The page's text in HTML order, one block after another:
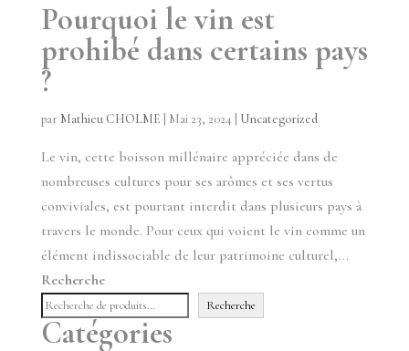
Pourquoi le vin est
prohibé dans certains pays
?
par Mathieu CHOLME Mai 23, 2024 Uncategorized
Le vin, cette boisson millénaire appréciée dans de
nombreuses cultures pour ses arômes et ses vertus
conviviales, est pourtant interdit dans plusieurs pays à
travers le monde. Pour ceux qui voient le vin comme un
élément indissociable de leur patrimoine culturel,...
Recherche
Recherche
Catégories